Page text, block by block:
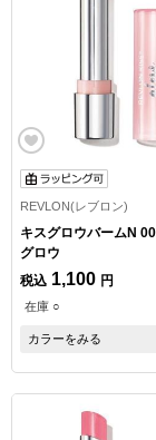
REVLON(レブロン)
キスグロウバームN
グロウ
税込 1,100 円
在庫 ○
カラーをみる